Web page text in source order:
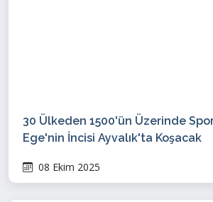
30 Ülkeden 1500'ün Üzerinde
Ege'nin İncisi Ayvalık'ta Koşacak
08 Ekim 2025